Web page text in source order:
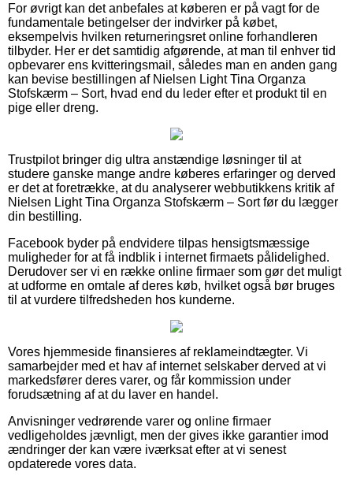
For øvrigt kan det anbefales at køberen er på vagt for de
fundamentale betingelser der indvirker på købet,
eksempelvis hvilken returneringsret online forhandleren
tilbyder. Her er det samtidig afgørende, at man til enhver tid
opbevarer ens kvitteringsmail, således man en anden gang
kan bevise bestillingen af Nielsen Light Tina Organza
Stofskærm – Sort, hvad end du leder efter et produkt til en
pige eller dreng.
Trustpilot bringer dig ultra anstændige løsninger til at
studere ganske mange andre køberes erfaringer og derved
er det at foretrække, at du analyserer webbutikkens kritik af
Nielsen Light Tina Organza Stofskærm – Sort før du lægger
din bestilling.
Facebook byder på endvidere tilpas hensigtsmæssige
muligheder for at få indblik i internet firmaets pålidelighed.
Derudover ser vi en række online firmaer som gør det muligt
at udforme en omtale af deres køb, hvilket også bør bruges
til at vurdere tilfredsheden hos kunderne.
Vores hjemmeside finansieres af reklameindtægter. Vi
samarbejder med et hav af internet selskaber derved at vi
markedsfører deres varer, og får kommission under
forudsætning af at du laver en handel.
Anvisninger vedrørende varer og online firmaer
vedligeholdes jævnligt, men der gives ikke garantier imod
ændringer der kan være iværksat efter at vi senest
opdaterede vores data.